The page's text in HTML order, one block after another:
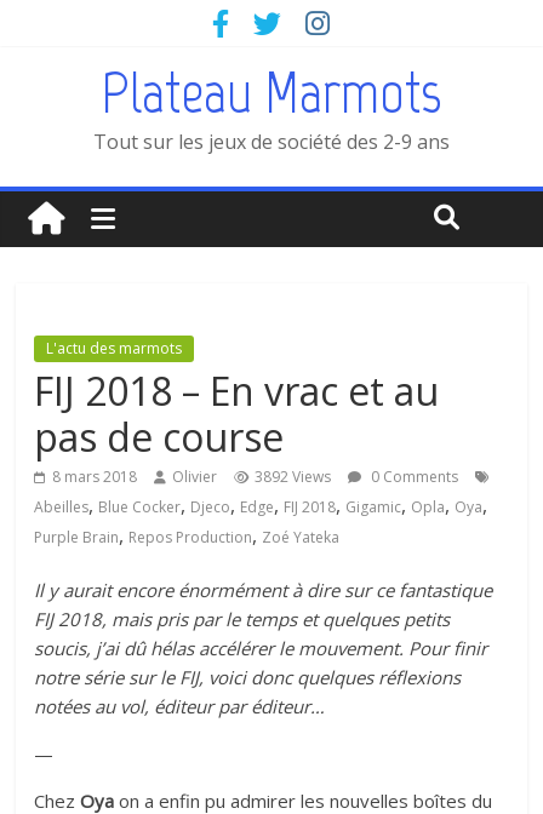
Plateau Marmots
Tout sur les jeux de société des 2-9 ans
L'actu des marmots
FIJ 2018 – En vrac et au
pas de course
8 mars 2018 Olivier 3892 Views
0 Comments
Abeilles, Blue Cocker, Djeco, Edge, FIJ 2018, Gigamic, Opla, Oya,
Purple Brain, Repos Production, Zoé Yateka
Il y aurait encore énormément à dire sur ce fantastique
FIJ 2018, mais pris par le temps et quelques petits
soucis, j’ai dû hélas accélérer le mouvement. Pour finir
notre série sur le FIJ, voici donc quelques réflexions
notées au vol, éditeur par éditeur…
—
ChezOya on a enfin pu admirer les nouvelles boîtes du